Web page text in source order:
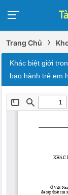
Trang Chủ ›
Khác biệt giới
bạo hành trẻ em